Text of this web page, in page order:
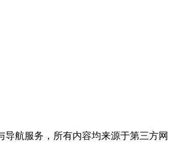
导航服务，所有内容均来源于第三方网